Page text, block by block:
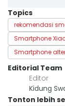
Topics
rekomendasi
Smartphone
Smartphone
Editorial Team
Editor
Kidung
Tonton lebih